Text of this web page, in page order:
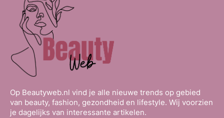
Op Beautyweb.nl vind je alle nieuwe trends op gebied
van beauty, fashion, gezondheid en lifestyle. Wij voorzien
je dagelijks van interessante artikelen.